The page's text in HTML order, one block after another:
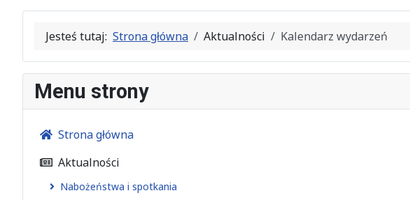
Jesteś tutaj: Strona główna Aktualności Kalendarz wydarzeń
Menu strony
Strona główna
Aktualności
Nabożeństwa i spotkania